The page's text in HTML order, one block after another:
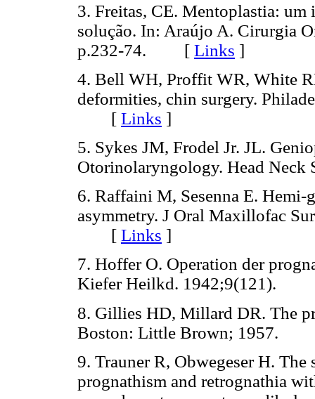
3. Freitas, CE. Mentoplastia: um
solução. In: Araújo A. Cirurgia
p.232-74. [ Links ]
4. Bell WH, Proffit WR, White
deformities, chin surgery.
[ Links ]
5. Sykes JM, Frodel Jr. JL.
Otorinolaryngology. Head
6. Raffaini M, Sesenna E.
asymmetry. J Oral Maxillofac
[ Links ]
7. Hoffer O. Operation der
Kiefer Heilkd.
8. Gillies HD, Millard DR. The
Boston: Little Brown;
9. Trauner R, Obwegeser H.
prognathism and retrognathia